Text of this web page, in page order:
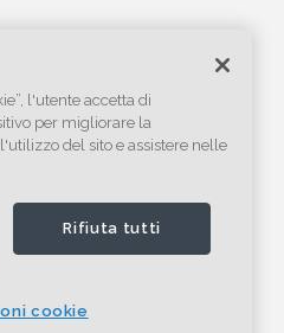
l'utente accetta di
per migliorare la
del sito e assistere nelle
Rifiuta tutti
cookie